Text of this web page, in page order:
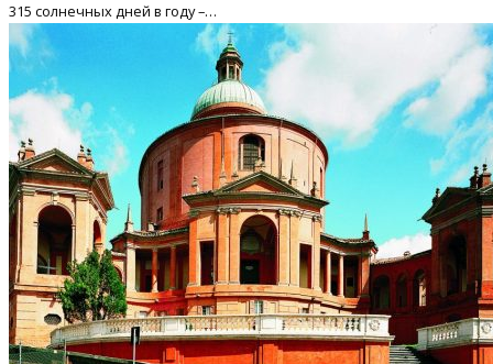
315 солнечных дней в году –…